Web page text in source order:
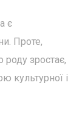
є
Проте,
роду зростає,
культурної і